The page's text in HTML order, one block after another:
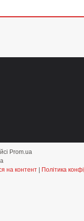
Prom.ua
на контент
Політика